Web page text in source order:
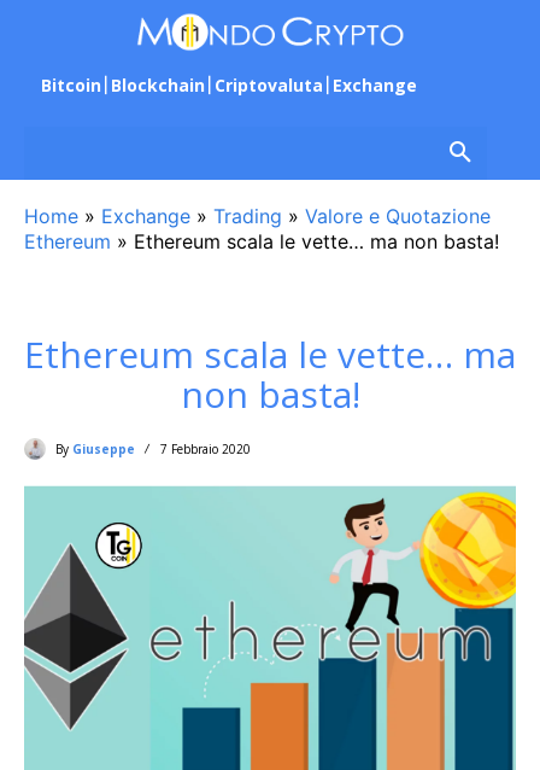
Bitcoin Blockchain Criptovaluta Exchange
Home » Exchange » Trading » Valore e Quotazione
Ethereum » Ethereum scala le vette… ma non basta!
Ethereum scala le vette… ma
non basta!
By Giuseppe 7 Febbraio 2020